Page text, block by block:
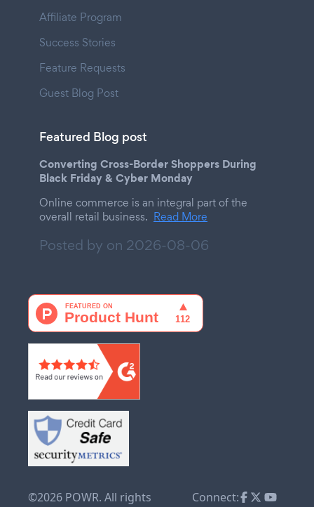
Affiliate Program
Success Stories
Feature Requests
Guest Blog Post
Featured Blog post
Converting Cross-Border Shoppers During
Black Friday & Cyber Monday
Online commerce is an integral part of the
overall retail business. Read More
Posted by on 2026-08-06
©2026 POWR. All rights
Connect: